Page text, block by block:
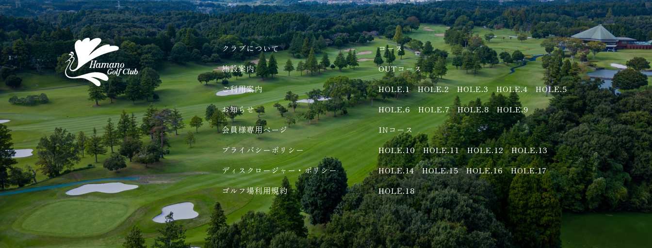
クラブについて
施設案内
ご利用案内
お知らせ
会員様専用ページ
プライバシーポリシー
ディスクロージャー・ポリシー
ゴルフ場利用規約
コース
OUTコース
HOLE.1
HOLE.2 HOLE.3 HOLE.4
HOLE.5
HOLE.6
HOLE.7 HOLE.8
HOLE.9
INコース
HOLE.10
HOLE.11 HOLE.12
HOLE.13
HOLE.14
HOLE.15 HOLE.16
HOLE.17
HOLE.18